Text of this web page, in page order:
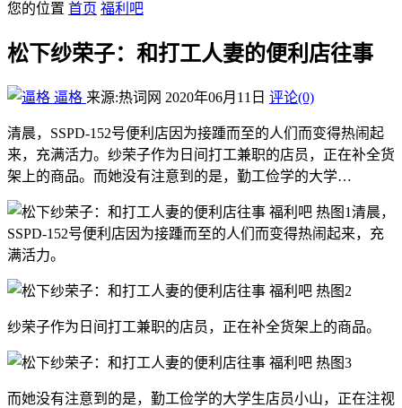
您的位置 首页 福利吧
松下纱荣子：和打工人妻的便利店往事
逼格 来源:热词网 2020年06月11日 评论(0)
清晨，SSPD-152号便利店因为接踵而至的人们而变得热闹起
来，充满活力。纱荣子作为日间打工兼职的店员，正在补全货
架上的商品。而她没有注意到的是，勤工俭学的大学…
清晨，
SSPD-152号便利店因为接踵而至的人们而变得热闹起来，充
满活力。
纱荣子作为日间打工兼职的店员，正在补全货架上的商品。
而她没有注意到的是，勤工俭学的大学生店员小山，正在注视